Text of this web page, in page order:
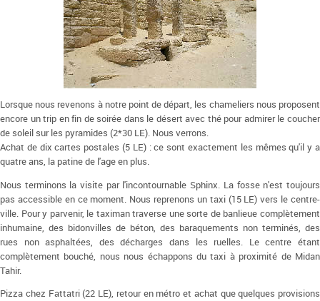
Lorsque nous revenons à notre point de départ, les chameliers nous proposent
encore un trip en fin de soirée dans le désert avec thé pour admirer le coucher
de soleil sur les pyramides (2*30 LE). Nous verrons.
Achat de dix cartes postales (5 LE) : ce sont exactement les mêmes qu'il y a
quatre ans, la patine de l'age en plus.
Nous terminons la visite par l'incontournable Sphinx. La fosse n'est toujours
pas accessible en ce moment. Nous reprenons un taxi (15 LE) vers le centre-
ville. Pour y parvenir, le taximan traverse une sorte de banlieue complètement
inhumaine, des bidonvilles de béton, des baraquements non terminés, des
rues non asphaltées, des décharges dans les ruelles. Le centre étant
complètement bouché, nous nous échappons du taxi à proximité de Midan
Tahir.
Pizza chez Fattatri (22 LE), retour en métro et achat que quelques provisions